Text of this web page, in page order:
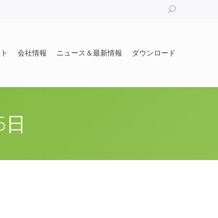
Search:
会社情報 ニュース＆最新情報 ダウンロード
ダウンロード